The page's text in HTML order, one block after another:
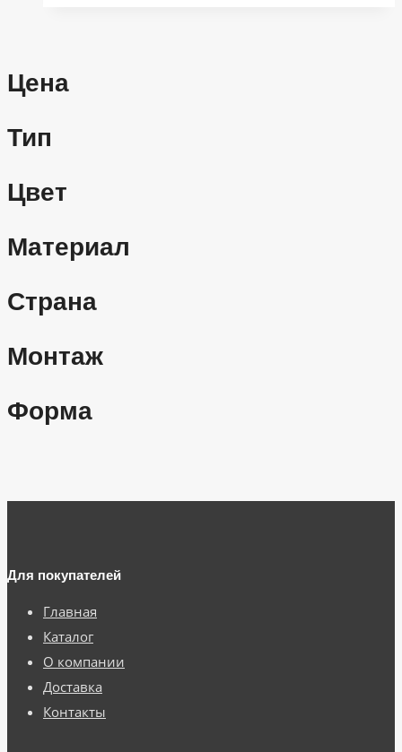
Цена
Тип
Цвет
Материал
Страна
Монтаж
Форма
Для покупателей
Главная
Каталог
О компании
Доставка
Контакты